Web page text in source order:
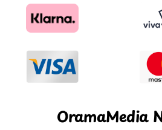
OramaMedia